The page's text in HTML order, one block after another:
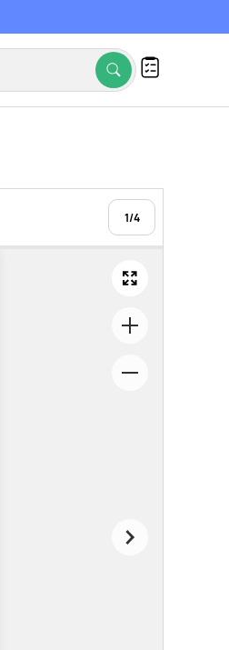
1/4